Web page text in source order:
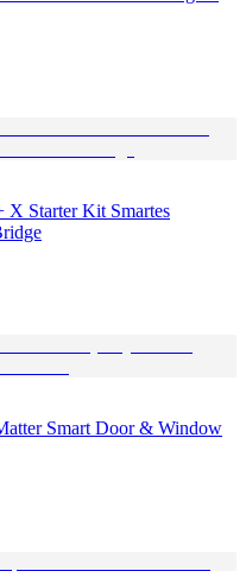
X Starter Kit Smartes
Smart Door & Window